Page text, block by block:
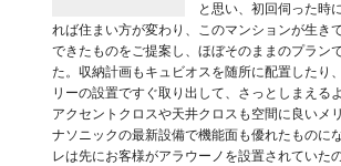
と思い、初回伺った時
れば住まい方が変わり、このマンションが生き
できたものをご提案し、ほぼそのままのプラン
た。収納計画もキュビオスを随所に配置したり
リーの設置ですぐ取り出して、さっとしまえる
アクセントクロスや天井クロスも空間に良いメ
ナソニックの最新設備で機能面も優れたものに
レは先にお客様がアラウーノを設置されていた